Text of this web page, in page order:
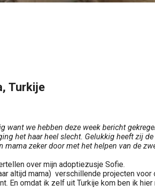
Turkije
want we hebben deze week bericht
het haar heel slecht. Gelukkig heeft zij
zeker door met het helpen van de
over mijn adoptiezusje Sofie.
altijd mama) verschillende projecten
En omdat ik zelf uit Turkije kom ben ik